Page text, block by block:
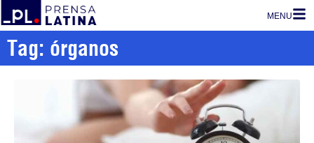
MENU
Tag: órganos